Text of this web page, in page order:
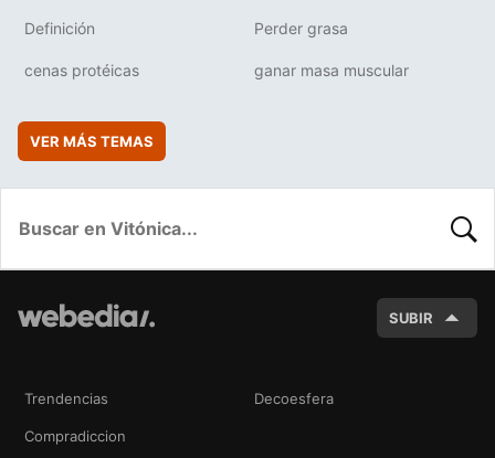
Definición Perder grasa
cenas protéicas ganar masa muscular
VER MÁS TEMAS
SUBIR
Trendencias Decoesfera
Compradiccion